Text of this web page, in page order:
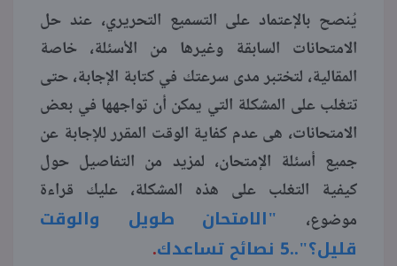
يُنصح بالإعتماد على التسميع التحريري، عند حل
الامتحانات السابقة وغيرها من الأسئلة، خاصة
المقالية، لتختبر مدى سرعتك في كتابة الإجابة، حتى
تتغلب على المشكلة التي يمكن أن تواجهها في بعض
الامتحانات، هى عدم كفاية الوقت المقرر للإجابة عن
جميع أسئلة الإمتحان، لمزيد من التفاصيل حول
كيفية التغلب على هذه المشكلة، عليك قراءة
موضوع،
"الامتحان طويل والوقت
قليل؟"..5 نصائح تساعدك
.